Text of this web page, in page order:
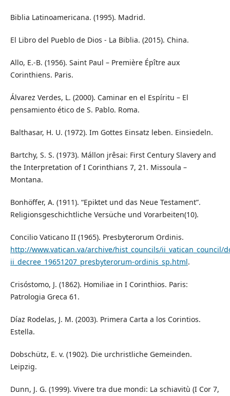
Biblia Latinoamericana. (1995). Madrid.
El Libro del Pueblo de Dios - La Biblia. (2015). China.
Allo, E.-B. (1956). Saint Paul – Première Épître aux
Corinthiens. Paris.
Álvarez Verdes, L. (2000). Caminar en el Espíritu – El
pensamiento ético de S. Pablo. Roma.
Balthasar, H. U. (1972). Im Gottes Einsatz leben. Einsiedeln.
Bartchy, S. S. (1973). Mállon jrêsai: First Century Slavery and
the Interpretation of I Corinthians 7, 21. Missoula –
Montana.
Bonhöffer, A. (1911). “Epiktet und das Neue Testament”.
Religionsgeschichtliche Versüche und Vorarbeiten(10).
Concilio Vaticano II (1965). Presbyterorum Ordinis.
http://www.vatican.va/archive/hist_councils/ii_vatican_council/
ii_decree_19651207_presbyterorum-ordinis_sp.html.
Crisóstomo, J. (1862). Homiliae in I Corinthios. Paris:
Patrologia Greca 61.
Díaz Rodelas, J. M. (2003). Primera Carta a los Corintios.
Estella.
Dobschütz, E. v. (1902). Die urchristliche Gemeinden.
Leipzig.
Dunn, J. G. (1999). Vivere tra due mondi: La schiavitù (I Cor 7,